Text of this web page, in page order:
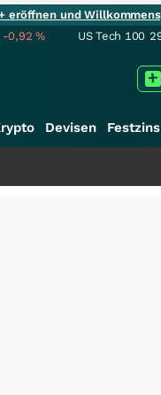
eröffnen und
-0,92% US Tech 100
Devisen Festzins